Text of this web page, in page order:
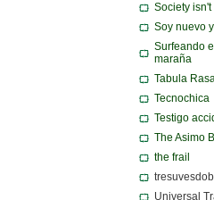
Society isn't
Soy nuevo
Surfeando
maraña
Tabula Rasa
Tecnochica
Testigo
The Asimo
the frail
Universal